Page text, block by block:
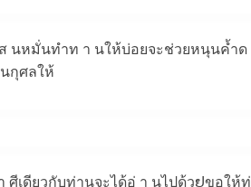
นหมั่นทำท า นให้บ่อยจะช่วยหนุนค้ำด
นกุศลให้
ศีเดียวกับท่านจะได้อ่ า นไปด้วຢขอให้